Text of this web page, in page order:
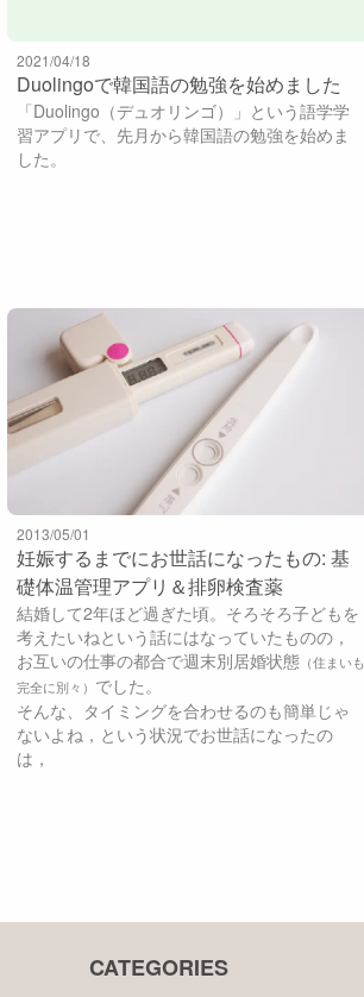
2021/04/18
Duolingoで韓国語の勉強を始めました
「Duolingo（デュオリンゴ）」という語学学
習アプリで、先月から韓国語の勉強を始めま
した。
2013/05/01
妊娠するまでにお世話になったもの: 基
礎体温管理アプリ＆排卵検査薬
結婚して2年ほど過ぎた頃。そろそろ子どもを
考えたいねという話にはなっていたものの，
お互いの仕事の都合で週末別居婚状態（住まいも
完全に別々） でした。
そんな、タイミングを合わせるのも簡単じゃ
ないよね，という状況でお世話になったの
は，
CATEGORIES